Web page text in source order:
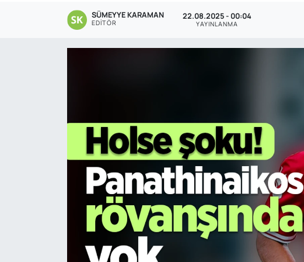
SÜMEYYE KARAMAN
EDITÖR
22.08.2025 - 00:04
YAYINLANMA
Gündem